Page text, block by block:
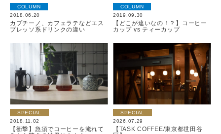
COLUMN
2018.06.20
カプチーノ、カフェラテなどエス
プレッソ系ドリンクの違い
COLUMN
2019.09.30
【どこが違いなの！？】コーヒー
カップ vs ティーカップ
SPECIAL
2018.11.02
【衝撃】急須でコーヒーを淹れて
SPECIAL
2026.07.29
【TASK COFFEE/東京都世田谷